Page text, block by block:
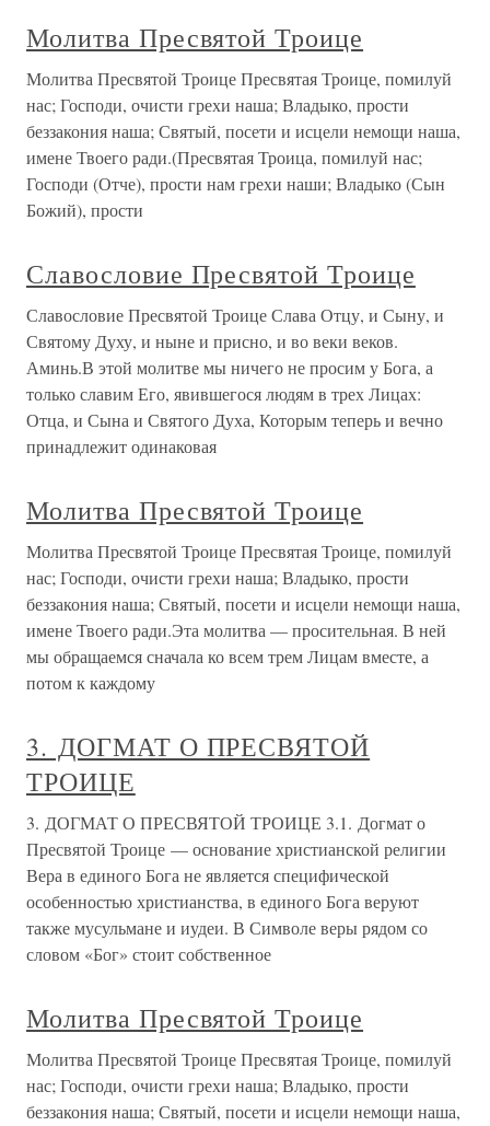
Молитва Пресвятой Троице
Молитва Пресвятой Троице Пресвятая Троице, помилуй
нас; Господи, очисти грехи наша; Владыко, прости
беззакония наша; Святый, посети и исцели немощи наша,
имене Твоего ради.(Пресвятая Троица, помилуй нас;
Господи (Отче), прости нам грехи наши; Владыко (Сын
Божий), прости
Славословие Пресвятой Троице
Славословие Пресвятой Троице Слава Отцу, и Сыну, и
Святому Духу, и ныне и присно, и во веки веков.
Аминь.В этой молитве мы ничего не просим у Бога, а
только славим Его, явившегося людям в трех Лицах:
Отца, и Сына и Святого Духа, Которым теперь и вечно
принадлежит одинаковая
Молитва Пресвятой Троице
Молитва Пресвятой Троице Пресвятая Троице, помилуй
нас; Господи, очисти грехи наша; Владыко, прости
беззакония наша; Святый, посети и исцели немощи наша,
имене Твоего ради.Эта молитва — просительная. В ней
мы обращаемся сначала ко всем трем Лицам вместе, а
потом к каждому
3. ДОГМАТ О ПРЕСВЯТОЙ
ТРОИЦЕ
3. ДОГМАТ О ПРЕСВЯТОЙ ТРОИЦЕ 3.1. Догмат о
Пресвятой Троице — основание христианской религии
Вера в единого Бога не является специфической
особенностью христианства, в единого Бога веруют
также мусульмане и иудеи. В Символе веры рядом со
словом «Бог» стоит собственное
Молитва Пресвятой Троице
Молитва Пресвятой Троице Пресвятая Троице, помилуй
нас; Господи, очисти грехи наша; Владыко, прости
беззакония наша; Святый, посети и исцели немощи наша,